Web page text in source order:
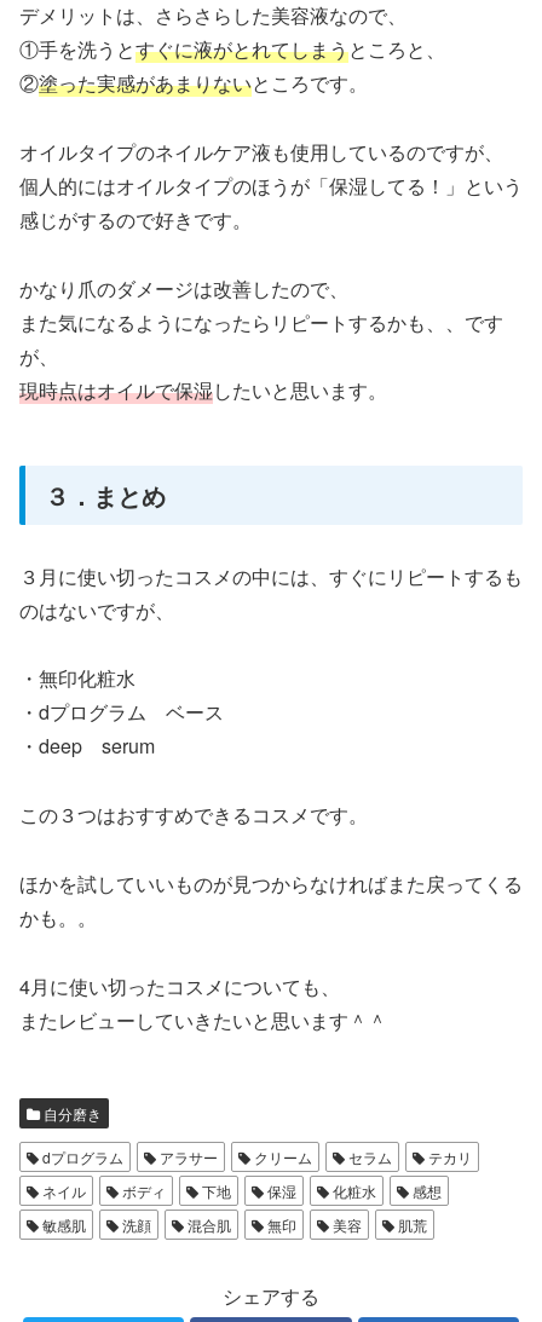
デメリットは、さらさらした美容液なので、
①手を洗うとすぐに液がとれてしまうところと、
②塗った実感があまりないところです。
オイルタイプのネイルケア液も使用しているのですが、
個人的にはオイルタイプのほうが「保湿してる！」という
感じがするので好きです。
かなり爪のダメージは改善したので、
また気になるようになったらリピートするかも、、です
が、
現時点はオイルで保湿したいと思います。
３．まとめ
３月に使い切ったコスメの中には、すぐにリピートするも
のはないですが、
・無印化粧水
・dプログラム ベース
・deep serum
この３つはおすすめできるコスメです。
ほかを試していいものが見つからなければまた戻ってくる
かも。。
4月に使い切ったコスメについても、
またレビューしていきたいと思います＾＾
自分磨き
dプログラム アラサー クリーム セラム
テカリ
ネイル
ボディ 下地 保湿 化粧水
感想
敏感肌
洗顔 混合肌 無印 美容 肌荒
シェアする